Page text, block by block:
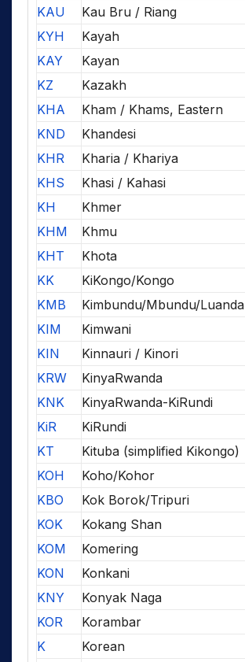
KAU
Kau Bru / Riang
KYH
Kayah
KAY
Kayan
KZ
Kazakh
KHA
Kham / Khams, Eastern
KND
Khandesi
KHR
Kharia / Khariya
KHS
Khasi / Kahasi
KH
Khmer
KHM
Khmu
KHT
Khota
KK
KiKongo/Kongo
KMB
Kimbundu/Mbundu/Luanda
KIM
Kimwani
KIN
Kinnauri / Kinori
KRW
KinyaRwanda
KNK
KinyaRwanda-KiRundi
KiR
KiRundi
KT
Kituba (simplified Kikongo)
KOH
Koho/Kohor
KBO
Kok Borok/Tripuri
KOK
Kokang Shan
KOM
Komering
KON
Konkani
KNY
Konyak Naga
KOR
Korambar
K
Korean